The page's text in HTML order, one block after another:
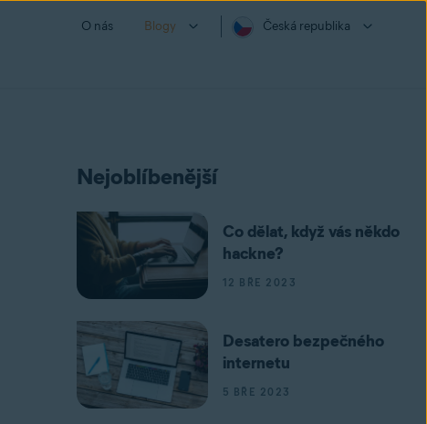
O nás Blogy Česká republika
Nejoblíbenější
Co dělat, když vás někdo
hackne?
12 BŘE 2023
Desatero bezpečného
internetu
5 BŘE 2023